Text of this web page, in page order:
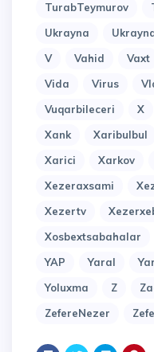
TurabTeymurov
Ukrayna
V
Vahid Vaxt
Vida
Virus
Vuqarbileceri
X
Xank
Xaribulbul
Xarici
Xarkov
Xezeraxsami
Xezertv
Xosbextsabahalar
YAP
Yaral
Yoluxma
Z
ZefereNezer